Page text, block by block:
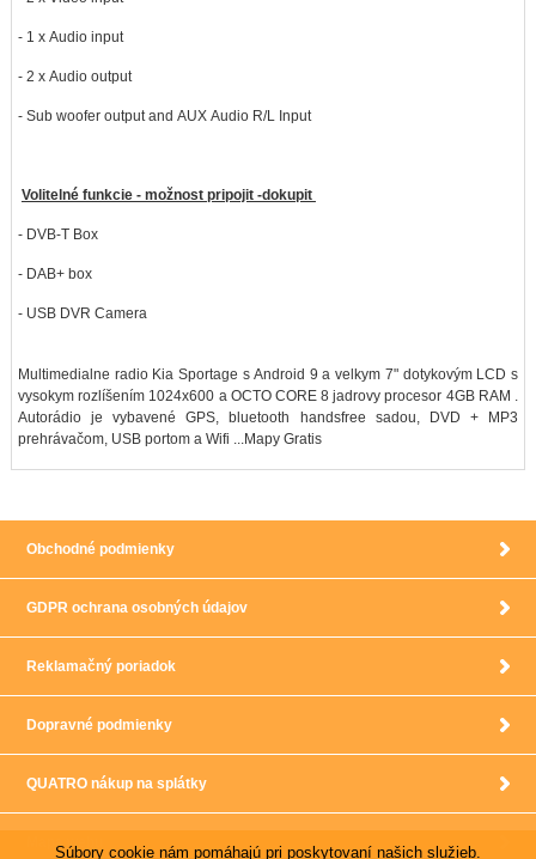
- 1 x Audio input
- 2 x Audio output
- Sub woofer output and AUX Audio R/L Input
Volitelné funkcie - možnost pripojit -dokupit
- DVB-T Box
- DAB+ box
- USB DVR Camera
Multimedialne radio Kia Sportage s Android 9 a velkym 7" dotykovým LCD s
vysokym rozlíšením 1024x600 a OCTO CORE 8 jadrovy procesor 4GB RAM .
Autorádio je vybavené GPS, bluetooth handsfree sadou, DVD + MP3
prehrávačom, USB portom a Wifi ...Mapy Gratis
Obchodné podmienky
GDPR ochrana osobných údajov
Reklamačný poriadok
Dopravné podmienky
QUATRO nákup na splátky
Súbory cookie nám pomáhajú pri poskytovaní našich služieb.